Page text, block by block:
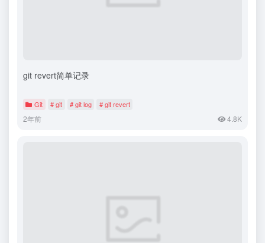
git revert简单记录
Git # git # git log # git revert
2年前 4.8K